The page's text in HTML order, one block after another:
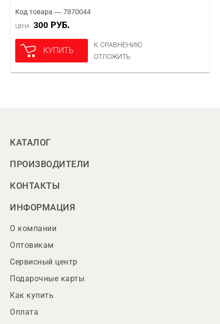
Код товара — 7870044
ЦЕНА 300 РУБ.
КУПИТЬ
К СРАВНЕНИЮ
ОТЛОЖИТЬ
КАТАЛОГ
ПРОИЗВОДИТЕЛИ
КОНТАКТЫ
ИНФОРМАЦИЯ
О компании
Оптовикам
Сервисный центр
Подарочные карты
Как купить
Оплата